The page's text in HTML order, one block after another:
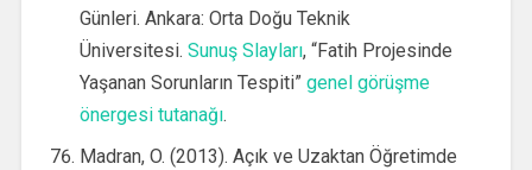
Günleri. Ankara: Orta Doğu Teknik
Üniversitesi. Sunuş Slayları, “Fatih Projesinde
Yaşanan Sorunların Tespiti” genel görüşme
önergesi tutanağı.
Madran, O. (2013). Açık ve Uzaktan Öğretimde